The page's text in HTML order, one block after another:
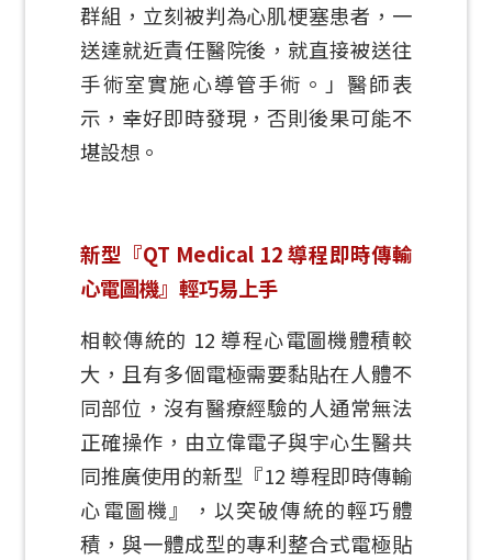
群組，立刻被判為心肌梗塞患者，一
送達就近責任醫院後，就直接被送往
手術室實施心導管手術。」醫師表
示，幸好即時發現，否則後果可能不
堪設想。
新型『QT Medical 12 導程即時傳輸
心電圖機』輕巧易上手
相較傳統的 12 導程心電圖機體積較
大，且有多個電極需要黏貼在人體不
同部位，沒有醫療經驗的人通常無法
正確操作，由立偉電子與宇心生醫共
同推廣使用的新型『12 導程即時傳輸
心電圖機』，以突破傳統的輕巧體
積，與一體成型的專利整合式電極貼